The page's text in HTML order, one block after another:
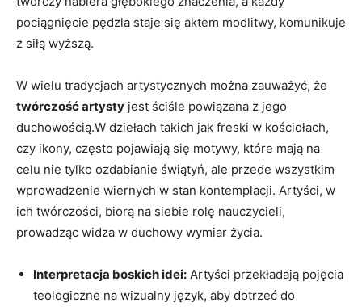
pociągnięcie pędzla staje się aktem modlitwy, komunikuje
z siłą wyższą.
W wielu tradycjach artystycznych można zauważyć, że
twórczość artysty jest ściśle powiązana z jego
duchowością.W dziełach takich jak freski w kościołach,
czy ikony, często pojawiają się motywy, które mają na
celu nie tylko ozdabianie świątyń, ale przede wszystkim
wprowadzenie wiernych w stan kontemplacji. Artyści, w
ich twórczości, biorą na siebie rolę nauczycieli,
prowadząc widza w duchowy wymiar życia.
Interpretacja boskich idei: Artyści przekładają pojęcia
teologiczne na wizualny język, aby dotrzeć do